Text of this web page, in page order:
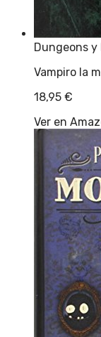
Dungeons y
Vampiro la
18,95 €
Ver en